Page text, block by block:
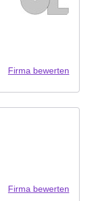
Firma bewerten
Firma bewerten